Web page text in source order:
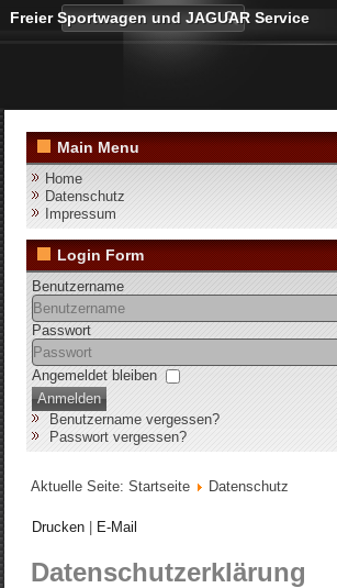
Freier Sportwagen und JAGUAR Service
Main Menu
Home
Datenschutz
Impressum
Login Form
Benutzername
Passwort
Angemeldet bleiben
Anmelden
Benutzername vergessen?
Passwort vergessen?
Aktuelle Seite:Startseite Datenschutz
Drucken E-Mail
Datenschutzerklärung